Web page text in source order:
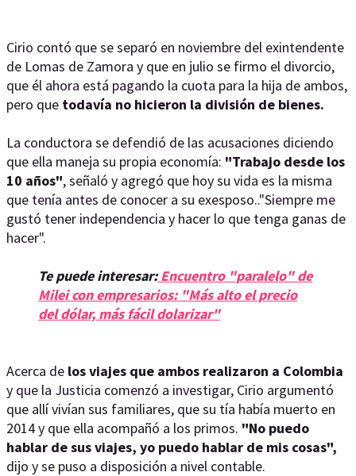
Cirio contó que se separó en noviembre del exintendente
de Lomas de Zamora y que en julio se firmo el divorcio,
que él ahora está pagando la cuota para la hija de ambos,
pero que todavía no hicieron la división de bienes.
La conductora se defendió de las acusaciones diciendo
que ella maneja su propia economía: "Trabajo desde los
10 años", señaló y agregó que hoy su vida es la misma
que tenía antes de conocer a su exesposo.."Siempre me
gustó tener independencia y hacer lo que tenga ganas de
hacer".
Te puede interesar:Encuentro "paralelo" de
Milei con empresarios: "Más alto el precio
del dólar, más fácil dolarizar"
Acerca de los viajes que ambos realizaron a Colombia
y que la Justicia comenzó a investigar, Cirio argumentó
que allí vivían sus familiares, que su tía había muerto en
2014 y que ella acompañó a los primos. "No puedo
hablar de sus viajes, yo puedo hablar de mis cosas",
dijo y se puso a disposición a nivel contable.